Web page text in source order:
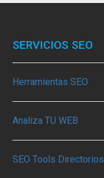
SERVICIOS SEO
Herramientas SEO
Analiza TU WEB
SEO Tools Directorios